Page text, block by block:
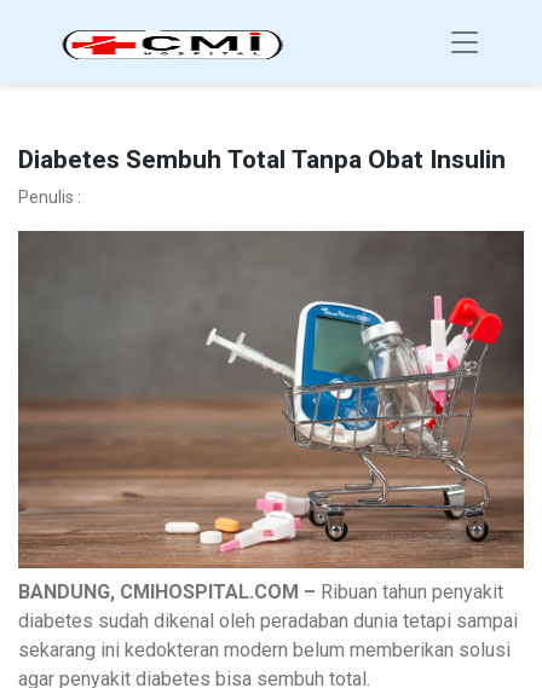
Diabetes Sembuh Total Tanpa Obat Insulin
Penulis :
BANDUNG, CMIHOSPITAL.COM – Ribuan tahun penyakit
diabetes sudah dikenal oleh peradaban dunia tetapi sampai
sekarang ini kedokteran modern belum memberikan solusi
agar penyakit diabetes bisa sembuh total.